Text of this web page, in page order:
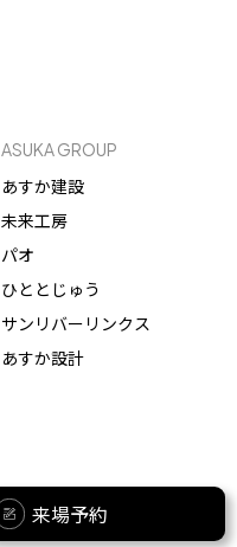
ASUKA GROUP
あすか建設
未来工房
パオ
ひととじゅう
サンリバーリンクス
あすか設計
来場予約